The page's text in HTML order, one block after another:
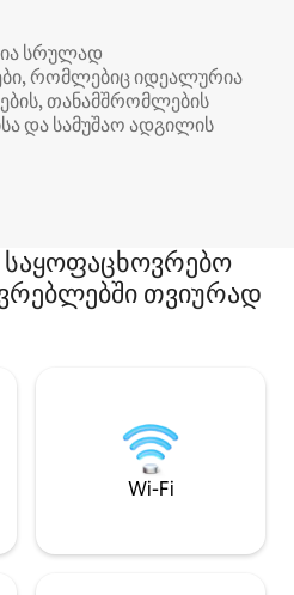
სრულად
რომლებიც იდეალურია
თანამშრომლების
და სამუშაო ადგილის
თვიურად
Wi-Fi